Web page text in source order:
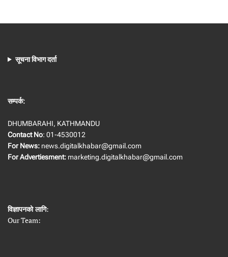
सूचना विभाग दर्ता
सम्पर्क:
DHUMBARAHI, KATHMANDU
Contact No: 01-4530012
For News: news.digitalkhabar@gmail.com
For Advertiesment: marketing.digitalkhabar@gmail.com
विज्ञापनको लागि:
Our Team: